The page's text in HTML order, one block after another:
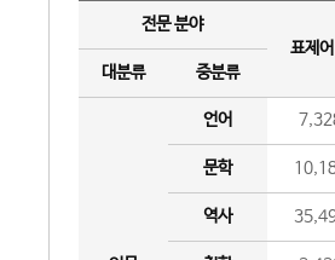
전문 분야
표제
대분류
중분류
언어
문학
역사